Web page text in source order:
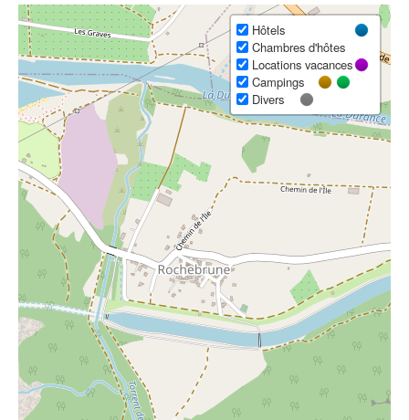
Hôtels
Chambres d'hôtes
Locations vacances
Campings
Divers